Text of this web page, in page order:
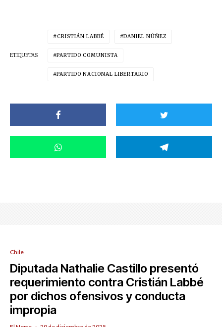
ETIQUETAS
CRISTIÁN LABBÉ DANIEL NÚÑEZ
PARTIDO COMUNISTA
PARTIDO NACIONAL LIBERTARIO
Chile
Diputada Nathalie Castillo presentó
requerimiento contra Cristián Labbé
por dichos ofensivos y conducta
impropia